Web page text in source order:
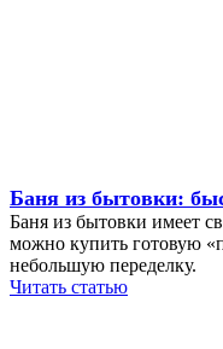
Баня из бытовки:
Баня из бытовки имеет
можно купить готовую
небольшую переделку.
Читать статью